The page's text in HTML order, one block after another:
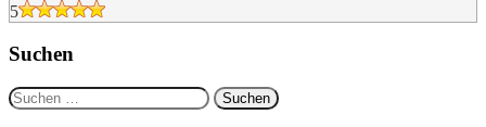
5
Suchen
Suchen
nach: